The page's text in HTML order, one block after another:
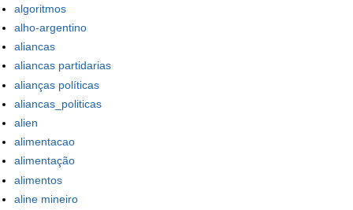
algoritmos
alho-argentino
aliancas
aliancas partidarias
alianças políticas
aliancas_politicas
alien
alimentacao
alimentação
alimentos
aline mineiro